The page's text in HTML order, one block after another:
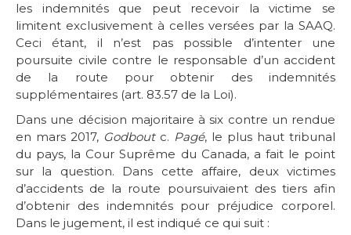
les indemnités que peut recevoir la victime se
limitent exclusivement à celles versées par la SAAQ.
Ceci étant, il n’est pas possible d’intenter une
poursuite civile contre le responsable d’un accident
de la route pour obtenir des indemnités
supplémentaires (art. 83.57 de la Loi).
Dans une décision majoritaire à six contre un rendue
en mars 2017, Godboutc. Pagé, le plus haut tribunal
du pays, la Cour Suprême du Canada, a fait le point
sur la question. Dans cette affaire, deux victimes
d’accidents de la route poursuivaient des tiers afin
d’obtenir des indemnités pour préjudice corporel.
Dans le jugement, il est indiqué ce qui suit :